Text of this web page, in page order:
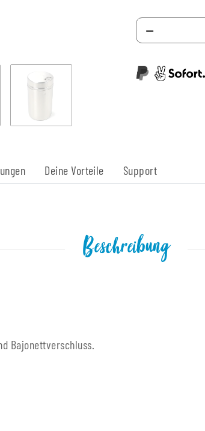
Deine Vorteile Support
Beschreibung
Bajonettverschluss.